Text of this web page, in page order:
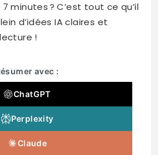
minutes ? C’est tout ce qu’il
d’idées IA claires et
!
avec :
ChatGPT
Perplexity
Claude